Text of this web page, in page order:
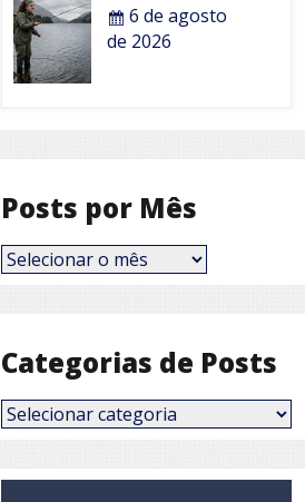
6 de agosto
de 2026
Posts por Mês
Posts
por
Categorias de Posts
Categorias
de